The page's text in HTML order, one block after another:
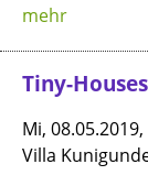
mehr
Tiny-
Mi,
Villa